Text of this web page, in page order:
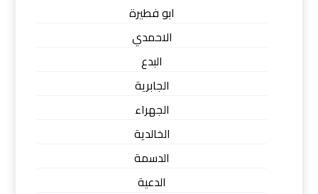
ابو فطيرة
الاحمدي
البدع
الجابرية
الجهراء
الخالدية
الدسمة
الدعية